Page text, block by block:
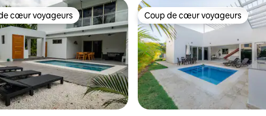
cœur voyageurs les plus appréciés
cœur voyageurs Coup de cœur voyageurs
Coup de cœur voyageurs